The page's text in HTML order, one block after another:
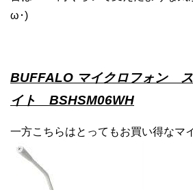
ω･)
BUFFALO マイクロフォン
イト
BSHSM06WH
一方こちらはとってもお買い得なマ